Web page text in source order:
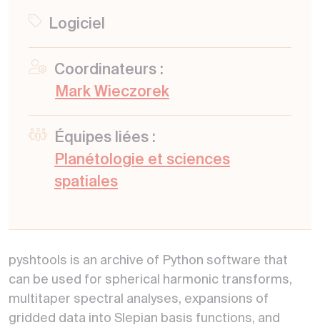
Logiciel
Coordinateurs :
Mark Wieczorek
Équipes liées :
Planétologie et sciences
spatiales
pyshtools is an archive of Python software that
can be used for spherical harmonic transforms,
multitaper spectral analyses, expansions of
gridded data into Slepian basis functions, and